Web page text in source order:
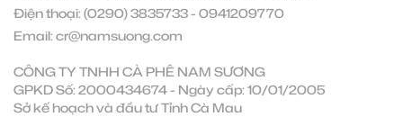
Điện thoại: (0290) 3835733- 0941209770
Email: cr@namsuong.com
CÔNG TY TNHH CÀ PHÊ NAM SƯƠNG
GPKD Số: 2000434674 - Ngày cấp: 10/01/2005
Sở kế hoạch và đầu tư Tỉnh Cà Mau